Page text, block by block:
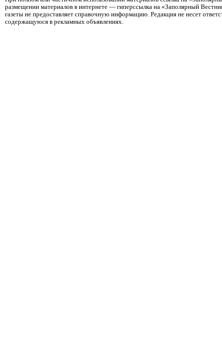
размещении материалов в интернете — гиперссылка на «Заполярный
газеты не предоставляет справочную информацию. Редакция не несет
содержащуюся в рекламных объявлениях.